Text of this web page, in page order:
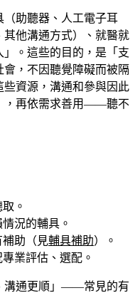
助聽器、人工電子耳
他溝通方式）、就醫就
。這些的目的，是「支
，不因聽覺障礙而被隔
資源，溝通和參與因此
，再依需求善用——聽不
。
況的輔具。
補助（見輔具補助）。
專業評估、選配。
溝通更順」——常見的有